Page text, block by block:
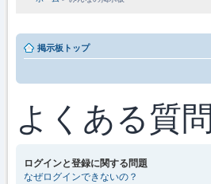
掲示板トップ
よくある質問
ログインと登録に関する問題
なぜログインできないの？